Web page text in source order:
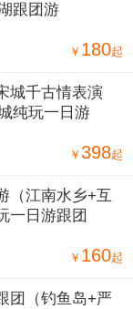
跟团游
￥ 180起
城千古情表演
纯玩一日游
￥ 398起
（江南水乡+互
一日游跟团
￥ 160起
团（钓鱼岛+严